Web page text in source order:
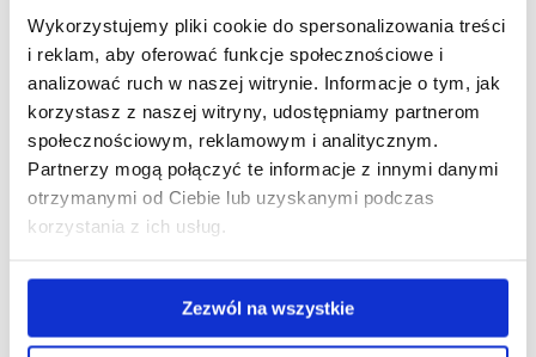
Wykorzystujemy pliki cookie do spersonalizowania treści
i reklam, aby oferować funkcje społecznościowe i
analizować ruch w naszej witrynie. Informacje o tym, jak
korzystasz z naszej witryny, udostępniamy partnerom
społecznościowym, reklamowym i analitycznym.
Partnerzy mogą połączyć te informacje z innymi danymi
otrzymanymi od Ciebie lub uzyskanymi podczas
korzystania z ich usług.
Zezwól na wszystkie
Profesor C.N. Solak jest specjalistą z zakresu taksonomii,
ekologii i biologii okrzemek. W swoim wykładzie przedstawi
jak ważną rolę w ekosystemie pełnią te mikroskopijne
organizmy oraz wskaże ich szerokie możliwości praktycznego
zastosowaniu w wielu dziedzinach nauki.
14:00, w sali 14, budynek: D7 – ul. Zelwerowicza 8B